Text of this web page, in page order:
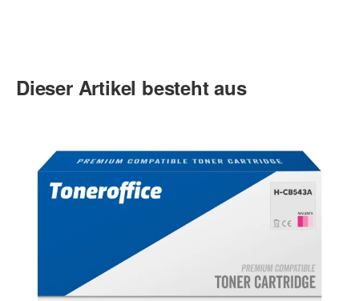
Dieser Artikel besteht aus